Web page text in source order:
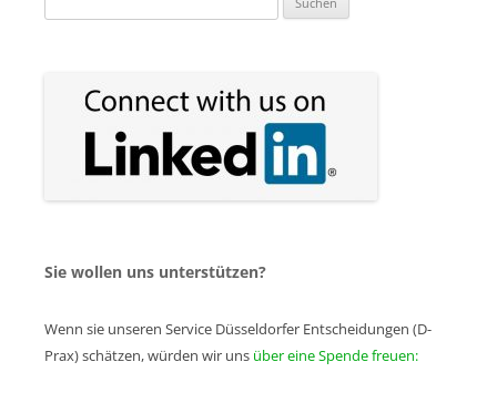
nach:
Sie wollen uns unterstützen?
Wenn sie unseren Service Düsseldorfer Entscheidungen (D-
Prax) schätzen, würden wir uns über eine Spende freuen: